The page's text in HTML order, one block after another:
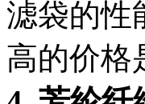
滤袋的性
高的价格